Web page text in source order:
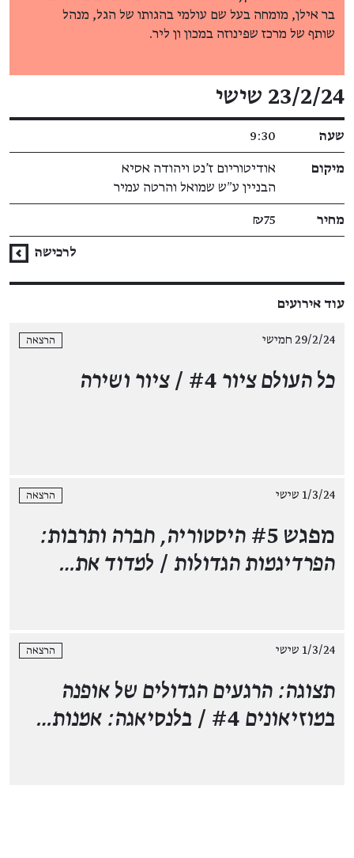
בר אילן, מומחה בעל שם עולמי בהגותו של הגל, מנהל
שותף של מרכז שפינוזה במכון ון ליר.
פרטי האירוע
23/2/24 שישי
שעה 9:30
מיקום
אודיטוריום ז'נט ויהודה אסיא
הבניין ע״ש שמואל והרטה עמיר
מחיר ₪75
לרכישה
עוד אירועים
29/2/24 חמישי הרצאה
כל העולם ציור ציור ושירה
1/3/24 שישי הרצאה
מפגש #5
היסטוריה, חברה ותרבות:
הפרדיגמות הגדולות / למדוד את…
1/3/24 שישי הרצאה
תצוגה: הרגעים הגדולים של אופנה
במוזיאונים
בלנסיאגה: אמנות…